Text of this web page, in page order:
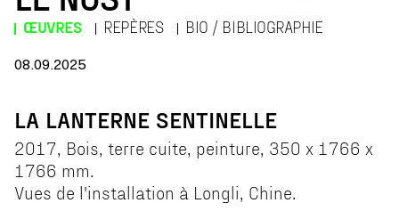
ŒUVRES REPÈRES BIO / BIBLIOGRAPHIE
08.09.2025
LA LANTERNE SENTINELLE
2017, Bois, terre cuite, peinture, 350 x 1766 x
1766 mm.
Vues de l'installation à Longli, Chine.